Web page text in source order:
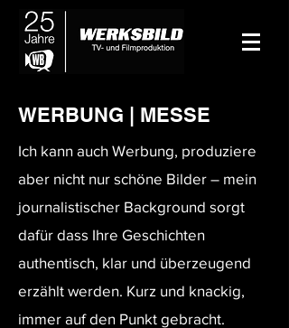
WERBUNG | MESSE
Ich kann auch Werbung, produziere
aber nicht nur schöne Bilder – mein
journalistischer Background sorgt
dafür dass Ihre Geschichten
authentisch, klar und überzeugend
erzählt werden. Kurz und knackig,
immer auf den Punkt gebracht.​